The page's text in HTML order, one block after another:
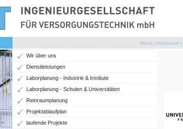
Home| Impressum
Wir über uns
Dienstleistungen
Laborplanung - Industrie & Institute
Laborplanung - Schulen & Universitäten
Reinraumplanung
Projektablaufplan
laufende Projekte